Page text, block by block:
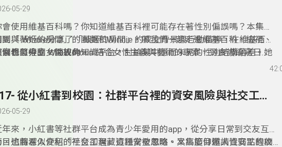
05-29
會使用維基百科嗎？你知道維基百科裡可能存在著性別偏誤嗎？本集邀
到「薇姬的房間」的團團和Winnie，帶我們一起走進維基百科，檢視、
索條目裡的女性視角。
團與 Winnie分享了「薇姬的房間」的成立背景與行動精神，在維基百科
個看似中立、開放的知識平台，討論其中隱而未見的性別結構落差。她
不只關心「女性條目有多少」，更在意誰能書寫、如何下筆、哪些經驗
目也將分享 WikiWomen 結合女性主義與藝術的專案，到食譜編寫日常
驗的編輯行動，編輯志工們持續探索，女性視角的知識如何在不同場域
之中，持續讓女性視角被看見、不被消失。常常使用維基百科的你，請
錯過本集節目。
117- 從小紅書到校園：社群平台裡的資安風險與社交工程陷阱
05-29
年來，小紅書等社群平台成為青少年愛用的app，從分享日常到交友互
，這個看似便利的平台卻潛藏資訊安全風險。本集節目邀請資安工程師
目也將深入介紹「社交工程」這種常被忽略、又高度仰賴人性弱點的攻